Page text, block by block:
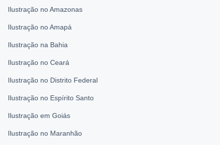
Ilustração no Amazonas
Ilustração no Amapá
Ilustração na Bahia
Ilustração no Ceará
Ilustração no Distrito Federal
Ilustração no Espírito Santo
Ilustração em Goiás
Ilustração no Maranhão